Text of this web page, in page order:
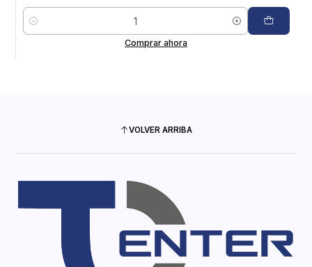
Cantidad
Comprar ahora
VOLVER ARRIBA